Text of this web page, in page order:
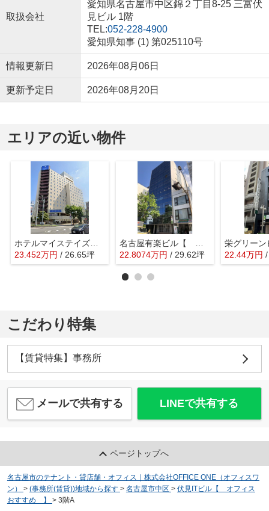
取扱会社
愛知県名古屋市中区錦２丁目8-25 三富伏
見ビル 1階
TEL:052-228-4900
愛知県知事 (1) 第025110号
情報更新日 2026年08月06日
更新予定日 2026年08月20日
エリアの近い物件
ホテルマイステイズ名古屋栄【 店舗系おすすめ 】
23.452万円 / 26.65坪
22.8074万円 / 29.62坪 22.44万円
こだわり特集
【賃貸特集】事務所
メールで共有する LINEで共有する
ページトップへ
名古屋市のテナント・貸店舗・オフィス｜株式会社OFFICE ONE（オフィスワ
ン）
> (事務所(賃貸))地域から探す > 名古屋市中区 > 伏見ITビル【 オフィス
おすすめ 】
> 3階A